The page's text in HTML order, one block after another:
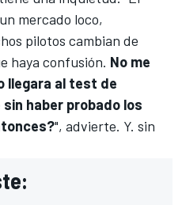
mercado loco,
pilotos cambian de
haya confusión. No me
llegara al test de
sin haber probado los
", advierte. Y. sin